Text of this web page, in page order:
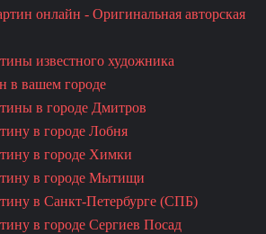
онлайн - Оригинальная авторская
известного художника
в вашем городе
в городе Дмитров
в городе Лобня
в городе Химки
в городе Мытищи
в Санкт-Петербурге (СПБ)
в городе Сергиев Посад